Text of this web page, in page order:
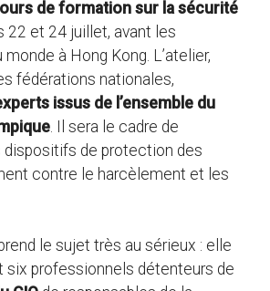
de formation sur la sécurité
22 et 24 juillet, avant les
à Hong Kong. L’atelier,
fédérations nationales,
issus de l’ensemble du
. Il sera le cadre de
dispositifs de protection des
contre le harcèlement et les
le sujet très au sérieux : elle
six professionnels détenteurs de